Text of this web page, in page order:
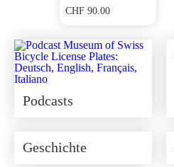
CHF 90.00
Podcasts
Geschichte